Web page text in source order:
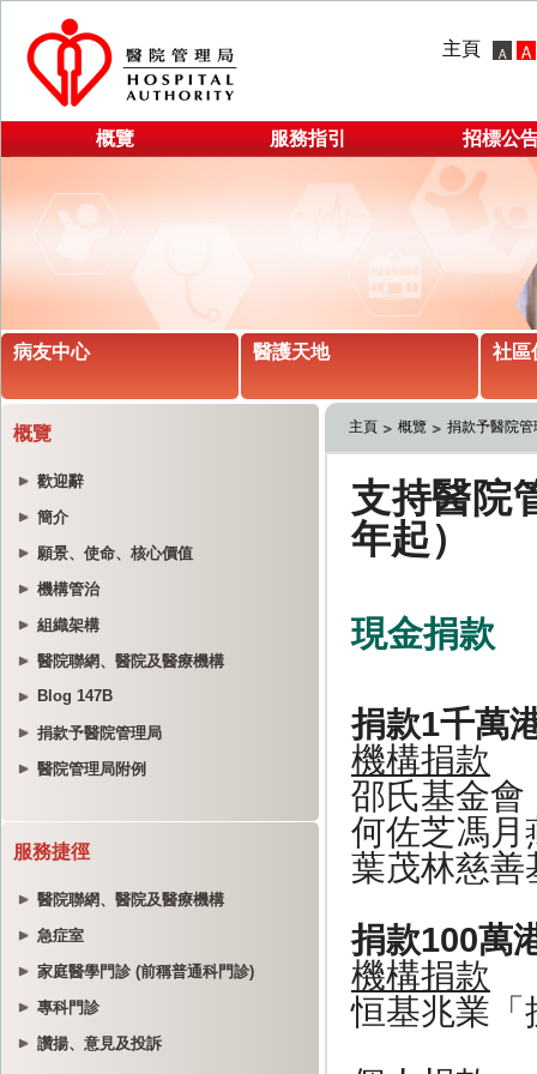
主頁
概覽 服務指引 招標公
病友中心 醫護天地 社區
概覽
歡迎辭
簡介
願景、使命、核心價值
機構管治
組織架構
醫院聯網、醫院及醫療機構
Blog 147B
捐款予醫院管理局
醫院管理局附例
服務捷徑
醫院聯網、醫院及醫療機構
急症室
家庭醫學門診 (前稱普通科門診)
專科門診
讚揚、意見及投訴
主頁 概覽 捐款予醫院管